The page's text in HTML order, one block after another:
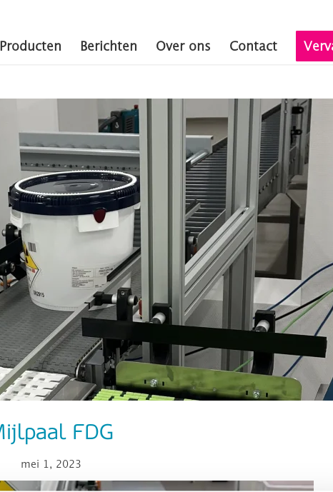
Producten Berichten Over ons Contact
FDG
mei 1, 2023